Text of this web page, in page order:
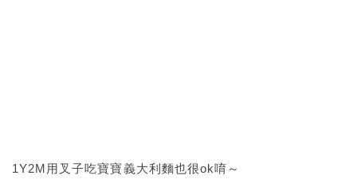
1Y2M用叉子吃寶寶義大利麵也很ok唷～